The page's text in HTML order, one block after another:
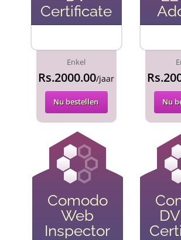
Certificate
Enkel
Rs.2000.00/jaar
Nu bestellen Nu
Comodo
Web
Inspector